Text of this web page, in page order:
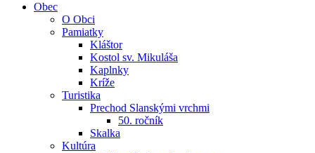
Obec
O Obci
Pamiatky
Kláštor
Kostol sv. Mikuláša
Kaplnky
Kríže
Turistika
Prechod Slanskými vrchmi
50. ročník
Skalka
Kultúra